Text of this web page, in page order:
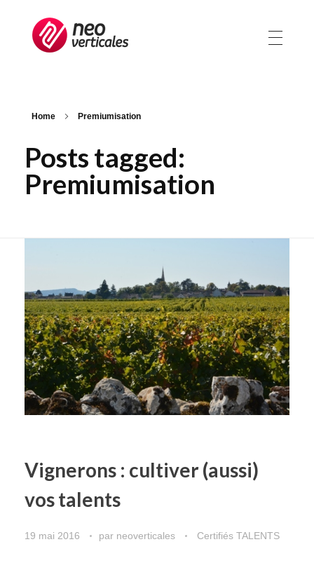
Home Premiumisation
Posts tagged:
Premiumisation
Vignerons : cultiver (aussi)
vos talents
19 mai 2016 par neoverticales Certifiés TALENTS